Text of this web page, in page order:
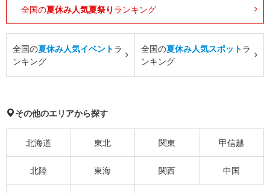
全国の夏休み人気夏祭り ランキング
全国の夏休み人気イベントラ
ンキング
全国の夏休み人気スポットラ
ンキング
その他のエリアから探す
北海道 東北 関東 甲信越
北陸 東海 関西 中国